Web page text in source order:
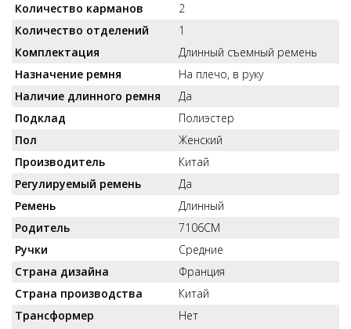
Количество карманов
2
Количество отделений
1
Комплектация
Длинный съемный ремень
Назначение ремня
На плечо, в руку
Наличие длинного ремня
Да
Подклад
Полиэстер
Пол
Женский
Производитель
Китай
Регулируемый ремень
Да
Ремень
Длинный
Родитель
7106СМ
Ручки
Средние
Страна дизайна
Франция
Страна производства
Китай
Трансформер
Нет